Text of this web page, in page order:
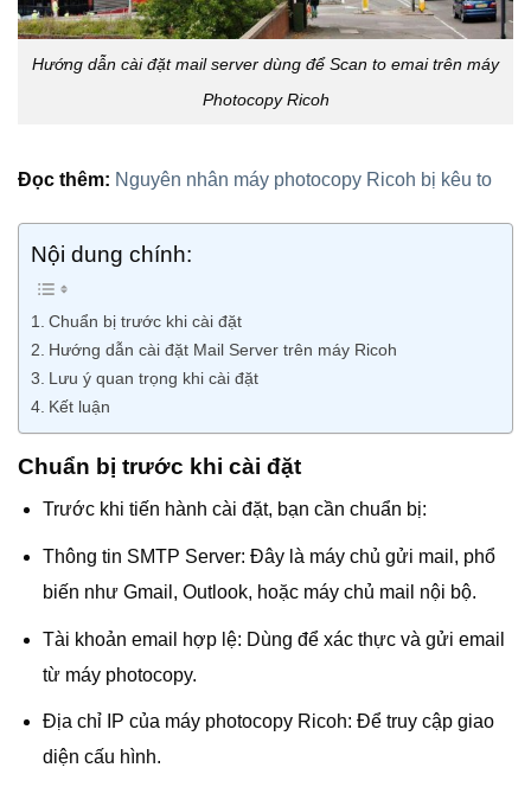
Hướng dẫn cài đặt mail server dùng để Scan to emai trên máy
Photocopy Ricoh
Đọc thêm: Nguyên nhân máy photocopy Ricoh bị kêu to
Nội dung chính:
Chuẩn bị trước khi cài đặt
Hướng dẫn cài đặt Mail Server trên máy Ricoh
Lưu ý quan trọng khi cài đặt
Kết luận
Chuẩn bị trước khi cài đặt
Trước khi tiến hành cài đặt, bạn cần chuẩn bị:
Thông tin SMTP Server: Đây là máy chủ gửi mail, phổ
biến như Gmail, Outlook, hoặc máy chủ mail nội bộ.
Tài khoản email hợp lệ: Dùng để xác thực và gửi email
từ máy photocopy.
Địa chỉ IP của máy photocopy Ricoh: Để truy cập giao
diện cấu hình.